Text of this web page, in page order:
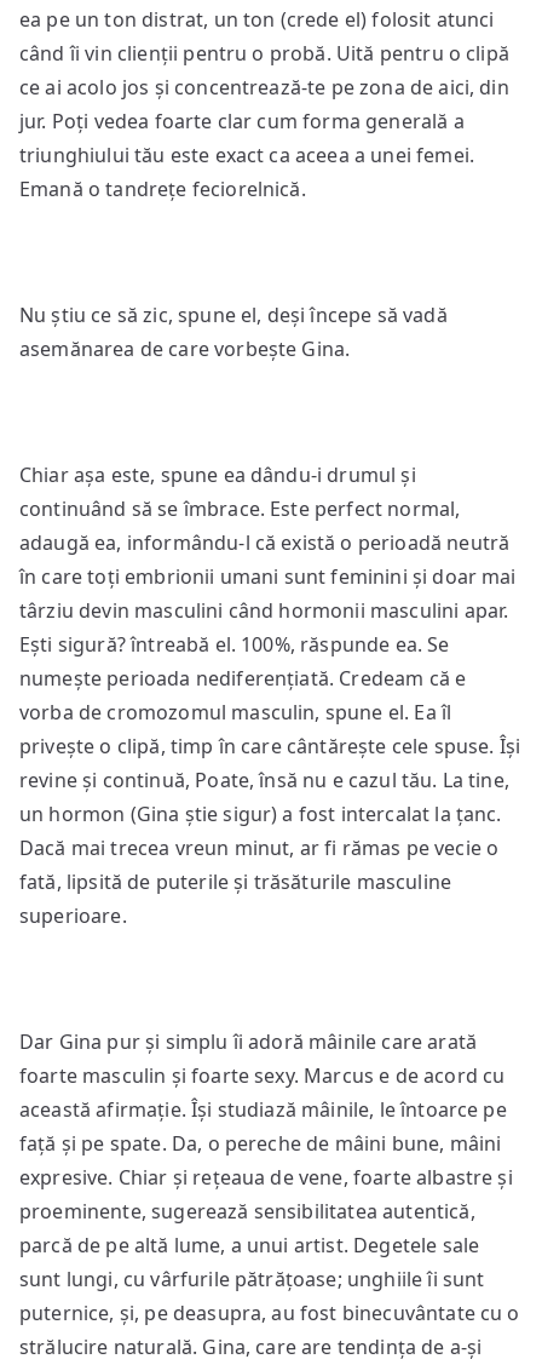
ea pe un ton distrat, un ton (crede el) folosit atunci
când îi vin clienții pentru o probă. Uită pentru o clipă
ce ai acolo jos și concentrează-te pe zona de aici, din
jur. Poți vedea foarte clar cum forma generală a
triunghiului tău este exact ca aceea a unei femei.
Emană o tandrețe feciorelnică.
Nu știu ce să zic, spune el, deși începe să vadă
asemănarea de care vorbește Gina.
Chiar așa este, spune ea dându-i drumul și
continuând să se îmbrace. Este perfect normal,
adaugă ea, informându-l că există o perioadă neutră
în care toți embrionii umani sunt feminini și doar mai
târziu devin masculini când hormonii masculini apar.
Ești sigură? întreabă el. 100%, răspunde ea. Se
numește perioada nediferențiată. Credeam că e
vorba de cromozomul masculin, spune el. Ea îl
privește o clipă, timp în care cântărește cele spuse. Își
revine și continuă, Poate, însă nu e cazul tău. La tine,
un hormon (Gina știe sigur) a fost intercalat la țanc.
Dacă mai trecea vreun minut, ar fi rămas pe vecie o
fată, lipsită de puterile și trăsăturile masculine
superioare.
Dar Gina pur și simplu îi adoră mâinile care arată
foarte masculin și foarte sexy. Marcus e de acord cu
această afirmație. Își studiază mâinile, le întoarce pe
față și pe spate. Da, o pereche de mâini bune, mâini
expresive. Chiar și rețeaua de vene, foarte albastre și
proeminente, sugerează sensibilitatea autentică,
parcă de pe altă lume, a unui artist. Degetele sale
sunt lungi, cu vârfurile pătrățoase; unghiile îi sunt
puternice, și, pe deasupra, au fost binecuvântate cu o
strălucire naturală. Gina, care are tendința de a-și